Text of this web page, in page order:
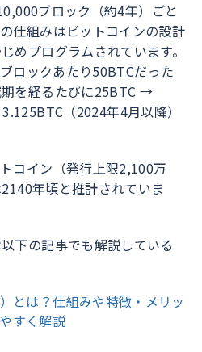
ブロック（約4年）ごと
仕組みはビットコインの設計
めプログラムされています。
ロックあたり50BTCだった
を経るたびに25BTC →
（2024年4月以降）
コイン（発行上限2,100万
年頃と推計されていま
下の記事でも解説している
とは？仕組みや特徴・メリッ
すく解説